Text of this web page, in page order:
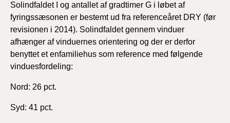
Solindfaldet I og antallet af gradtimer G i løbet af
fyringssæsonen er bestemt ud fra referenceåret DRY (før
revisionen i 2014). Solindfaldet gennem vinduer
afhænger af vinduernes orientering og der er derfor
benyttet et enfamiliehus som reference med følgende
vinduesfordeling:
Nord: 26 pct.
Syd: 41 pct.